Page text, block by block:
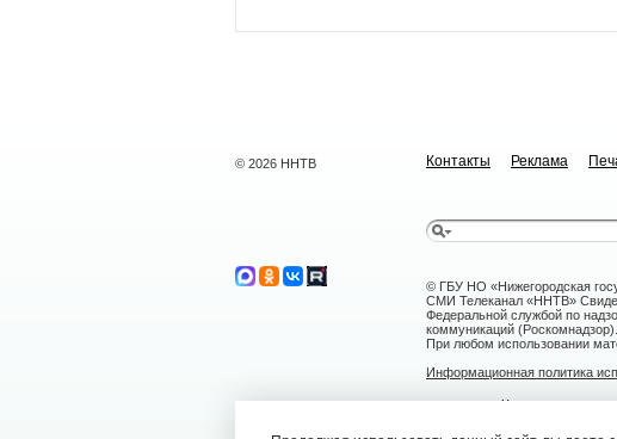
© 2026 ННТВ Контакты Реклама
© ГБУ НО «Нижегородская
СМИ Телеканал «ННТВ»
Федеральной службой по
коммуникаций
При любом использовании
Информационная политика
nntv@nntv.tv